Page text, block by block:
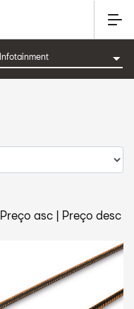
Preço asc | Preço desc